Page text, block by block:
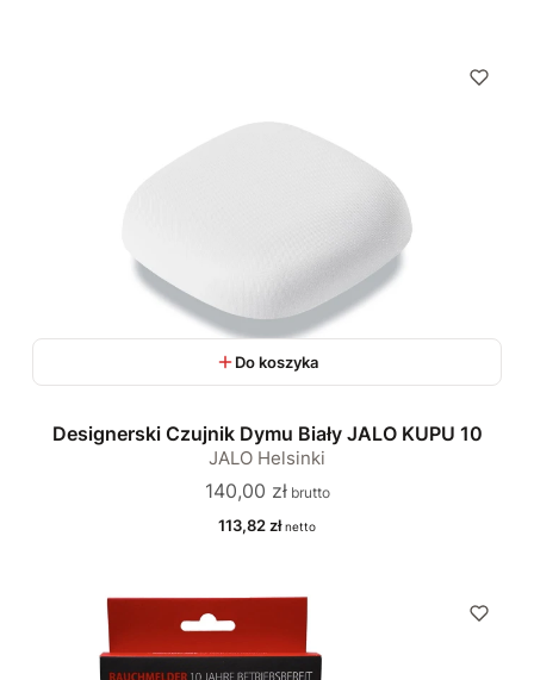
Do koszyka
Designerski Czujnik Dymu Biały JALO KUPU 10
JALO Helsinki
Cena
140,00 zł
Cena
113,82 zł